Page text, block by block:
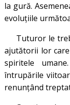
la gură.
evoluțiile
Tuturor le
ajutătorii lor
spiritele
întrupările
renunțând